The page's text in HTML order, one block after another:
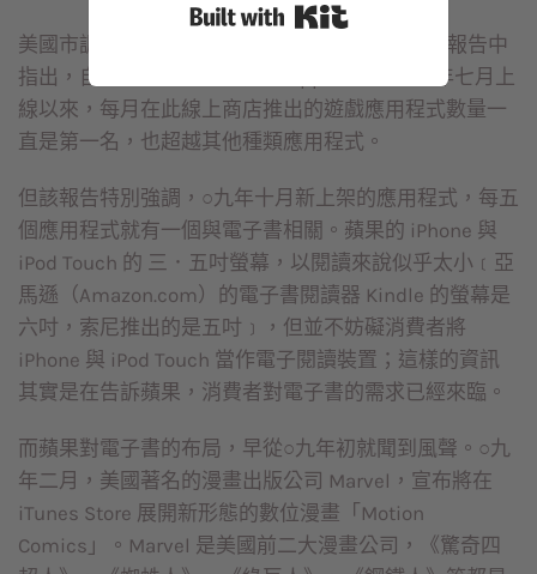
美國市調機構 Flurry Analytics 在○九年十一月的報告中
指出，自從蘋果應用程式商店 App Store 於○八年七月上
線以來，每月在此線上商店推出的遊戲應用程式數量一
直是第一名，也超越其他種類應用程式。
但該報告特別強調，○九年十月新上架的應用程式，每五
個應用程式就有一個與電子書相關。蘋果的 iPhone 與
iPod Touch 的 三．五吋螢幕，以閱讀來說似乎太小﹝亞
馬遜（Amazon.com）的電子書閱讀器 Kindle 的螢幕是
六吋，索尼推出的是五吋﹞，但並不妨礙消費者將
iPhone 與 iPod Touch 當作電子閱讀裝置；這樣的資訊
其實是在告訴蘋果，消費者對電子書的需求已經來臨。
而蘋果對電子書的布局，早從○九年初就聞到風聲。○九
年二月，美國著名的漫畫出版公司 Marvel，宣布將在
iTunes Store 展開新形態的數位漫畫「Motion
Comics」。Marvel 是美國前二大漫畫公司，《驚奇四